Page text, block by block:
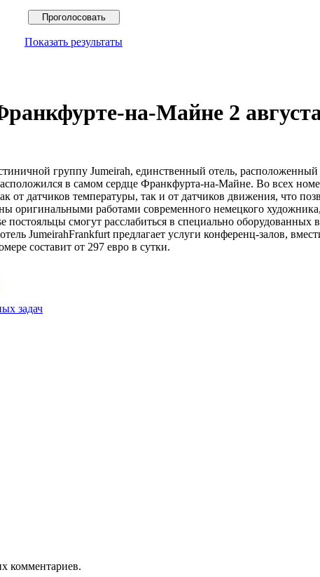
Показать результаты
на-Майне 2
группу Jumeirah, единственный отель,
в самом сердце Франкфурта-на-Майне. Во всех
датчиков температуры, так и от датчиков движения, что
работами современного немецкого художника,
смогут расслабиться в специально оборудованных
JumeirahFrankfurt предлагает услуги конференц-залов,
составит от 297 евро в сутки.
задач
комментариев.